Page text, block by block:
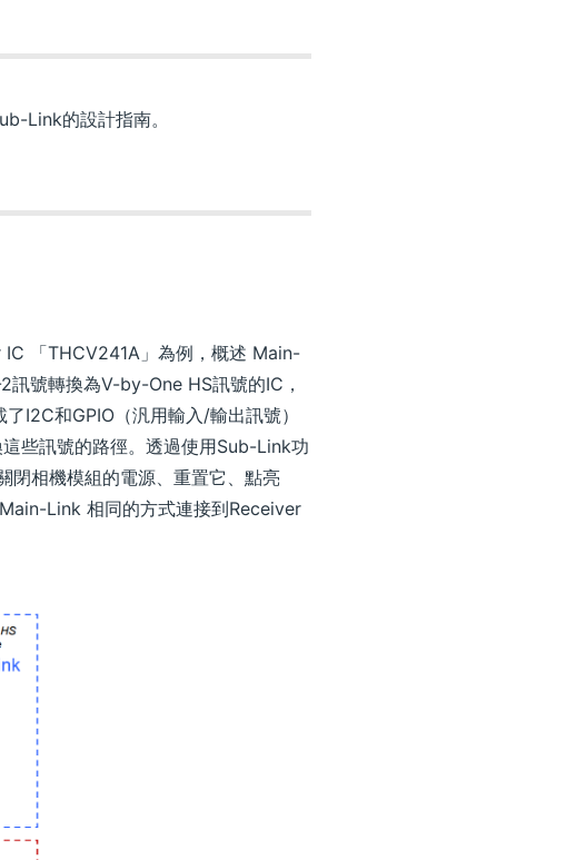
Link的設計指南。
「THCV241A」為例，概述 Main-
號轉換為V-by-One HS訊號的IC，
I2C和GPIO（汎用輸入/輸出訊號）
些訊號的路徑。透過使用Sub-Link功
閉相機模組的電源、重置它、點亮
Link 相同的方式連接到Receiver